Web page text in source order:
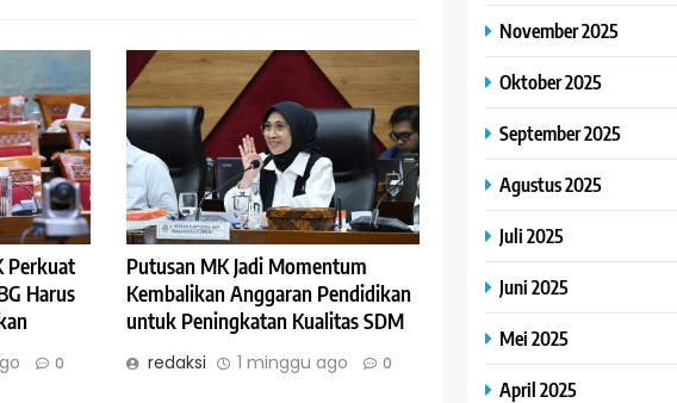
Perkuat
Harus
0
Putusan MK Jadi Momentum
Kembalikan Anggaran Pendidikan
untuk Peningkatan Kualitas SDM
redaksi 1 minggu ago 0
November 2025
Oktober 2025
September 2025
Agustus 2025
Juli 2025
Juni 2025
Mei 2025
April 2025